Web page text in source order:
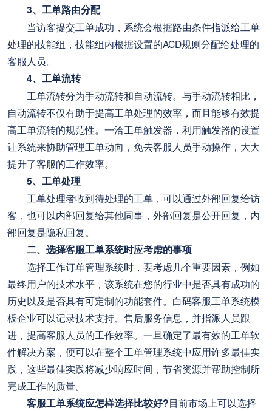
3、工单路由分配
当访客提交工单成功，系统会根据路由条件指派给工单
处理的技能组，技能组内根据设置的ACD规则分配给处理的
客服人员。
4、工单流转
工单流转分为手动流转和自动流转。与手动流转相比，
自动流转不仅有助于提高工单处理的效率，而且能够有效提
高工单流转的规范性。一洽工单触发器，利用触发器的设置
让系统来协助管理工单动向，免去客服人员手动操作，大大
提升了客服的工作效率。
5、工单处理
工单处理者收到待处理的工单，可以通过外部回复给访
客，也可以内部回复给其他同事，外部回复是公开回复，内
部回复是隐私回复。
二、选择客服工单系统时应考虑的事项
选择工作订单管理系统时，要考虑几个重要因素，例如
最终用户的技术水平，该系统在您的行业中是否具有成功的
历史以及是否具有可定制的功能套件。白码客服工单系统模
板企业可以记录技术支持、售后服务信息，并指派人员跟
进，提高客服人员的工作效率。一旦确定了最有效的工单软
件解决方案，便可以在整个工单管理系统中应用许多最佳实
践，这些最佳实践将减少响应时间，节省资源并帮助控制所
完成工作的质量。
客服工单系统应怎样选择比较好?目前市场上可以选择